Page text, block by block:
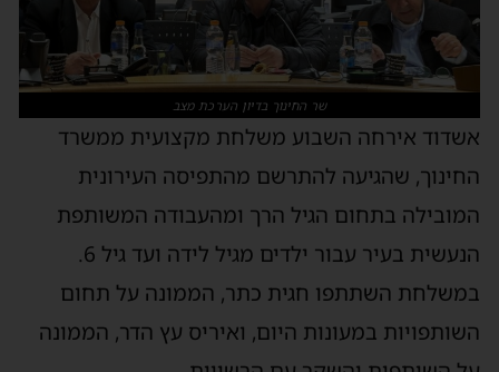
שר החינוך בדיון הערכת מצב
אשדוד אירחה השבוע משלחת מקצועית ממשרד
החינוך, שהגיעה להתרשם מהתפיסה העירונית
המובילה בתחום הגיל הרך ומהעבודה המשותפת
הנעשית בעיר עבור ילדים מגיל לידה ועד גיל 6.
במשלחת השתתפו חגית כתר, הממונה על תחום
השותפויות במעונות היום, ואיריס עץ הדר, הממונה